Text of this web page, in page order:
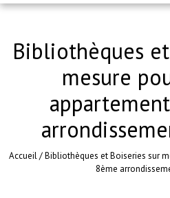
Bibliothèques
mesure
Accueil/Bibliothèques et Boiseries sur
8ème